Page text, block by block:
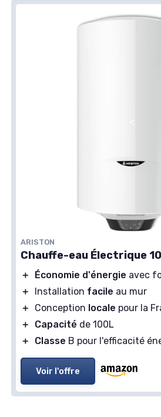
ARISTON
Chauffe-eau Électrique
＋ Économie d'énergie avec
＋
Installation facile au mur
＋
Conception locale pour la
＋
Capacité de 100L
＋
Classe B pour l'efficacité
Voir l'offre